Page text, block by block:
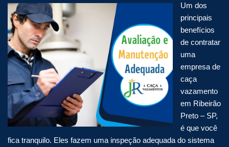
Um dos
principais
benefícios
de contratar
uma
empresa de
caça
vazamento
em Ribeirão
Preto – SP,
é que você
fica tranquilo. Eles fazem uma inspeção adequada do sistema